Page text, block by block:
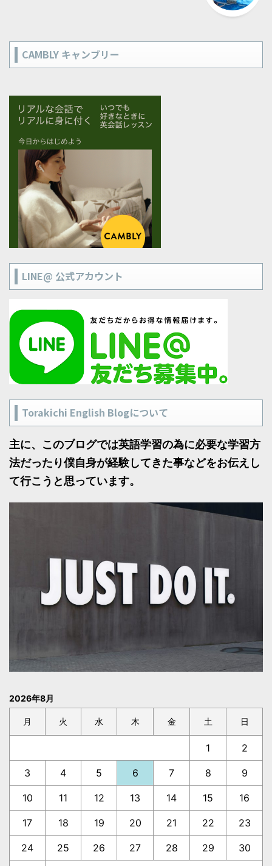
CAMBLY キャンブリー
LINE@ 公式アカウント
Torakichi English Blogについて
主に、このブログでは英語学習の為に必要な学習方
法だったり僕自身が経験してきた事などをお伝えし
て行こうと思っています。
2026年8月
月 火 水 木 金 土 日
1 2
3 4 5 6 7 8 9
10 11 12 13 14 15 16
17 18 19 20 21 22 23
24 25 26 27 28 29 30